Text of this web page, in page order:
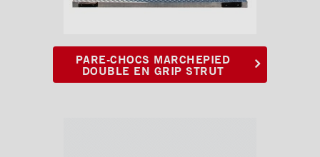
PARE-CHOCS MARCHEPIED
DOUBLE EN GRIP STRUT